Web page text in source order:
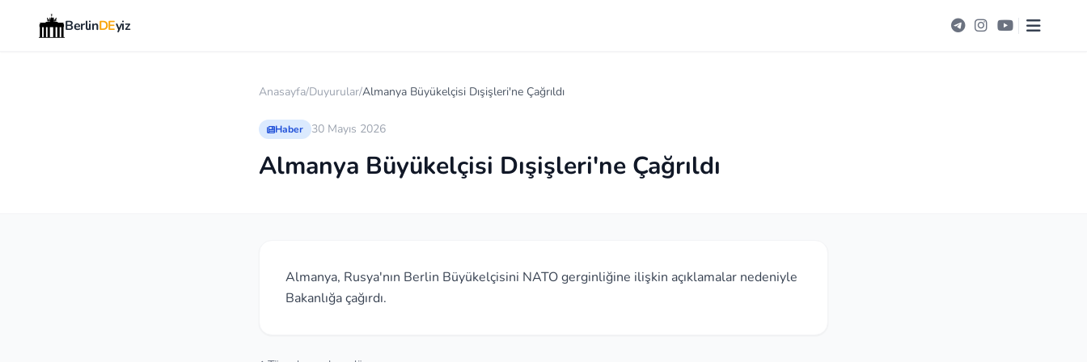
BerlinDEyiz
Anasayfa/Duyurular/Almanya Büyükelçisi Dışişleri'ne Çağrıldı
Haber 30 Mayıs 2026
Almanya Büyükelçisi Dışişleri'ne Çağrıldı
Almanya, Rusya'nın Berlin Büyükelçisini NATO gerginliğine ilişkin açıklamalar nedeniyle
Bakanlığa çağırdı.